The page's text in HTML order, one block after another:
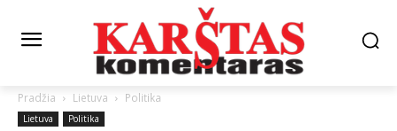
Pradžia Lietuva Politika
Lietuva Politika